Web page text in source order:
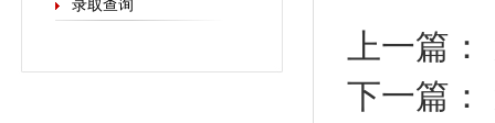
录取查询
上一篇：
下一篇：